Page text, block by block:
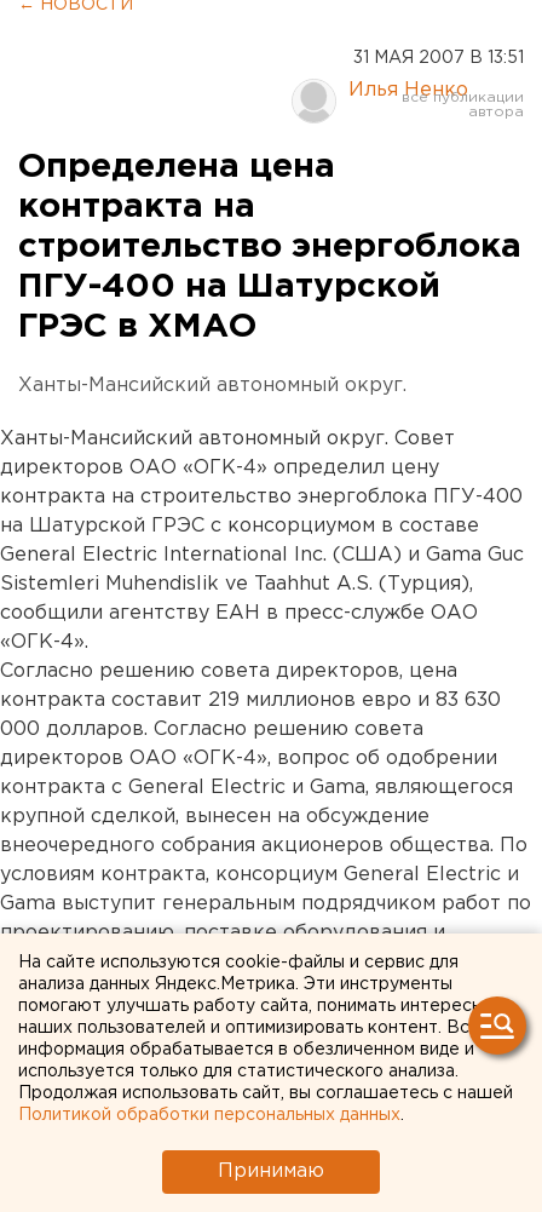
← НОВОСТИ
31 МАЯ 2007 В 13:51
Илья Ненко
Определена цена
контракта на
строительство энергоблока
ПГУ-400 на Шатурской
ГРЭС в ХМАО
Ханты-Мансийский автономный округ.
Ханты-Мансийский автономный округ. Совет
директоров ОАО «ОГК-4» определил цену
контракта на строительство энергоблока ПГУ-400
на Шатурской ГРЭС с консорциумом в составе
General Electric International Inc. (США) и Gama Guc
Sistemleri Muhendislik ve Taahhut A.S. (Турция),
сообщили агентству ЕАН в пресс-службе ОАО
«ОГК-4».
Согласно решению совета директоров, цена
контракта составит 219 миллионов евро и 83 630
000 долларов. Согласно решению совета
директоров ОАО «ОГК-4», вопрос об одобрении
контракта с General Electric и Gama, являющегося
крупной сделкой, вынесен на обсуждение
внеочередного собрания акционеров общества. По
условиям контракта, консорциум General Electric и
Gama выступит генеральным подрядчиком работ по
проектированию, поставке оборудования и
материалов, строительству «под ключ» одновальной
парогазовой энергетической установки
электрической мощностью 400 МВт в рамках
реализации проекта «Создание замещающей
мощности на базе ПГУ-400 филиала «Шатурская
ГРЭС» ОАО «ОГК-4».
победителем открытого конкурса по выбору
генерального подрядчика строительства
На сайте используются cookie-файлы и сервис для
анализа данных Яндекс.Метрика. Эти инструменты
помогают улучшать работу сайта, понимать интересы
наших пользователей и оптимизировать контент. Вся
информация обрабатывается в обезличенном виде и
используется только для статистического анализа.
Продолжая использовать сайт, вы соглашаетесь с нашей
Политикой обработки персональных данных
Принимаю